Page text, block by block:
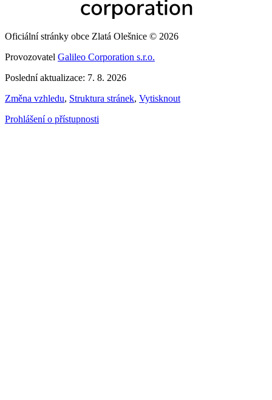
Oficiální stránky obce Zlatá Olešnice © 2026
Provozovatel Galileo Corporation s.r.o.
Poslední aktualizace: 7. 8. 2026
Změna vzhledu, Struktura stránek, Vytisknout
Prohlášení o přístupnosti